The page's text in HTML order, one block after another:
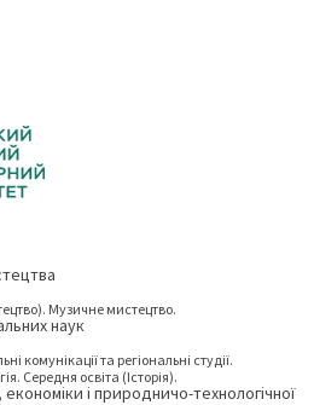
Музичне мистецтво.
наук
комунікації та регіональні студії.
Середня освіта (Історія).
і природничо-технологічної